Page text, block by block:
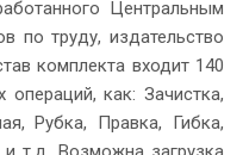
Центральным
по труду, издательство
комплекта входит 140
операций, как: Зачистка,
Рубка, Правка, Гибка,